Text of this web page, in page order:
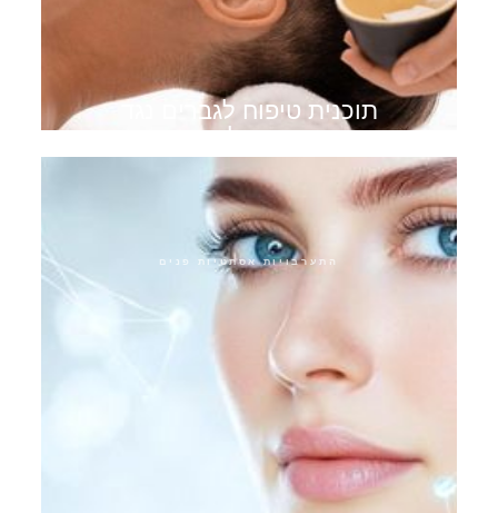
תוכנית טיפוח לגברים נגד
הזדקנות לגברים
התערבויות אסתטיות פנים